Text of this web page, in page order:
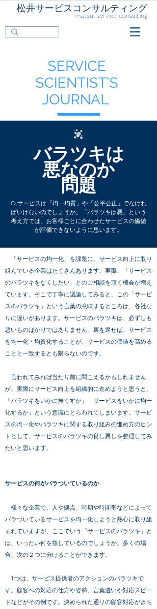
松井サービスコンサルティング
matsui service consulting
SERVICE
SCIENTIST’S
JOURNAL
バラツキは
悪なのか
​問題
Q.サービスは「均一均質」や「公平公正」でなけれ
ばいけないのでしょうか。「バラツキは悪」という
考え方では、お客様ごとに合わせたサービスの価値
が評価できないように思います。
「サービスの均一化」を課題に、サービス向上に取り
組んでいる企業はたくさんあります。実際、「サービス
のバラツキをなくしたい」とのご相談を頂く機会が増え
ています。そこで丁寧に議論してみると、この「サービ
スのバラツキ」という言葉の意味するところは、各社な
りに違いがあります。サービスのバラツキは、必ずしも
悪いものばかりではありません。裏を返せば、サービス
を均一化・均質化することが、サービスの価値を高める
ことと一致するとも限らないのです。
言われてみれば当たり前に聞こえるかもしれません
が、実際にサービス向上を組織的に進めようと思うと、
「バラツキをいかに無くすか」「サービスをいかに均一
化するか」という意識にとらわれてしまいます。サービ
スの均一化やバラツキに関する取り組みの進め方のヒン
トとして、サービスのバラツキの良し悪しを整理してみ
たいと思います。
サービスの何がバラついているのか
様々な企業で、人や拠点、時期や時間帯などによって
バラついているサービスを均一化しようと熱心に取り組
まれていますが、ここでいう「サービスのバラツキ」と
は、いったい何を指しているのでしょうか。多くの場
合、次の２つに分けることができます。
1つは、サービス提供者のアクションのバラツキで
す。顧客への対応の仕方や姿勢、言葉遣いや対応スピー
ドなどがその例です。決められた通りの顧客対応がきち